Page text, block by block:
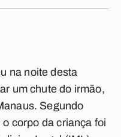
na noite desta
um chute do irmão,
Segundo
corpo da criança foi